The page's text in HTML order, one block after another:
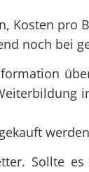
Kosten pro
noch bei
Sollte